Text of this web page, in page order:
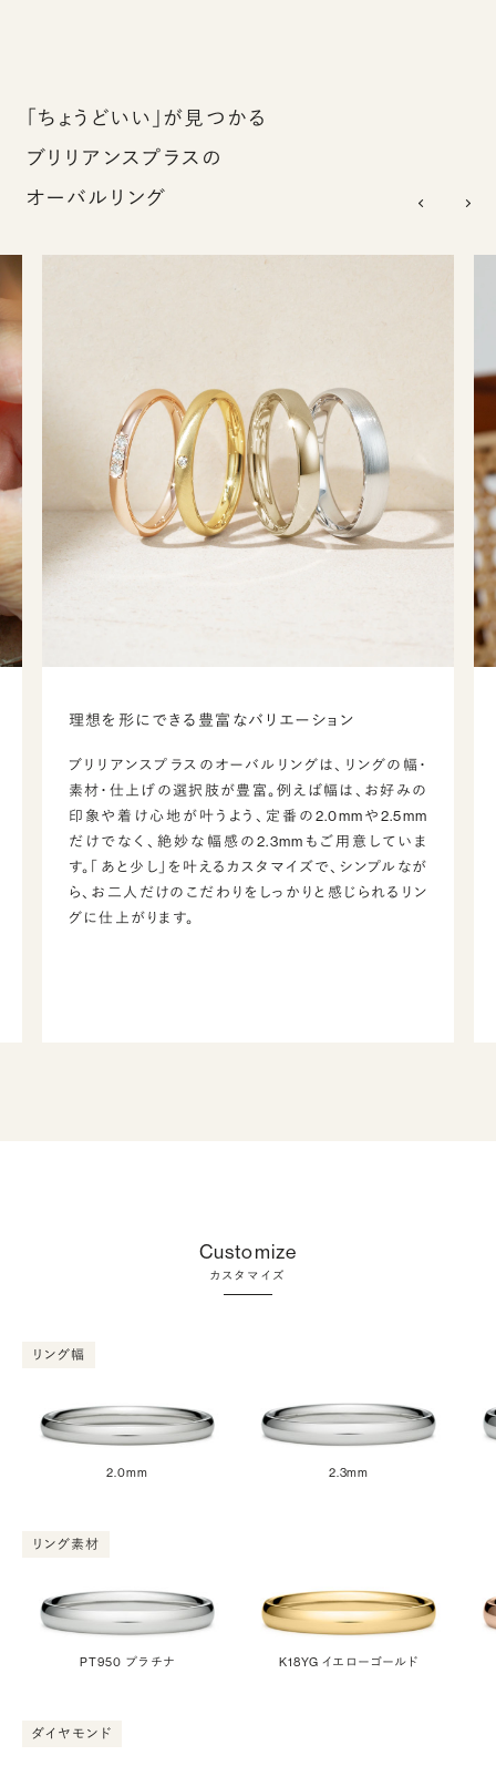
「ちょうどいい」が見つかる
ブリリアンスプラスの
オーバルリング
理想を形にできる豊富なバリエーション
ブリリアンスプラスのオーバルリングは、リングの幅・
素材・仕上げの選択肢が豊富。例えば幅は、お好みの
印象や着け心地が叶うよう、定番の2.0mmや2.5mm
だけでなく、絶妙な幅感の2.3mmもご用意していま
す。「あと少し」を叶えるカスタマイズで、シンプルなが
ら、お二人だけのこだわりをしっかりと感じられるリン
グに仕上がります。
Customize
カスタマイズ
リング幅
2.0mm 2.3mm
リング素材
PT950 プラチナ K18YG イエローゴールド
ダイヤモンド